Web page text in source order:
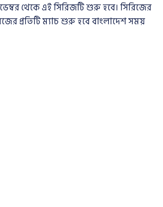
থেকে এই সিরিজটি শুরু হবে। সিরিজের
প্রতিটি ম্যাচ শুরু হবে বাংলাদেশ সময়